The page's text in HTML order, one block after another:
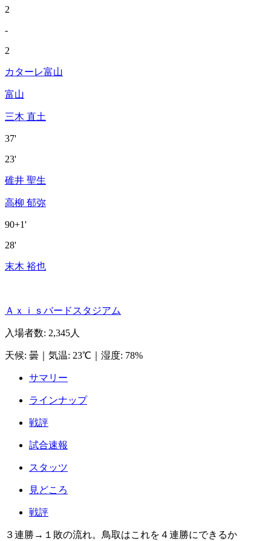
2
-
2
カターレ富山
富山
三木 直土
37'
23'
碓井 聖生
高柳 郁弥
90+1'
28'
末木 裕也
Ａｘｉｓバードスタジアム
入場者数: 2,345人
天候: 曇 気温: 23℃ 湿度: 78%
サマリー
ラインナップ
戦評
試合速報
スタッツ
見どころ
戦評
３連勝→１敗の流れ。鳥取はこれを４連勝にできるか